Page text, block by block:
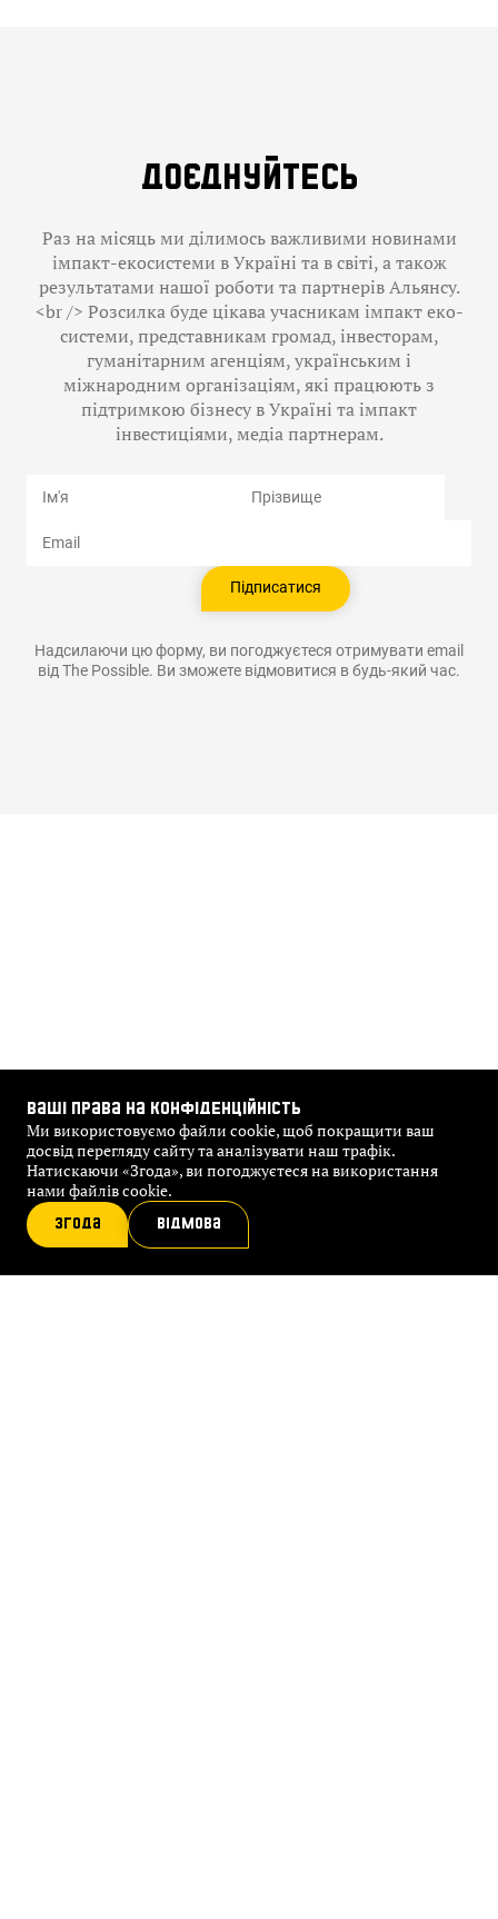
ВАШІ ПРАВА НА КОНФІДЕНЦІЙНІСТЬ
Ми використовуємо файли cookie, щоб покращити ваш
досвід перегляду сайту та аналізувати наш трафік.
Натискаючи «Згода», ви погоджуєтеся на використання
нами файлів cookie.
ЗГОДА ВІДМОВА
ДОЄДНУЙТЕСЬ
Раз на місяць ми ділимось важливими новинами
імпакт-екосистеми в Україні та в світі, а також
результатами нашої роботи та партнерів Альянсу.
<br /> Розсилка буде цікава учасникам імпакт еко-
системи, представникам громад, інвесторам,
гуманітарним агенціям, українським і
міжнародним організаціям, які працюють з
підтримкою бізнесу в Україні та імпакт
інвестиціями, медіа партнерам.
Ім'я Прізвище
Email
Надсилаючи цю форму, ви погоджуєтеся отримувати email
від The ​​Possible. Ви зможете відмовитися в будь-який час.